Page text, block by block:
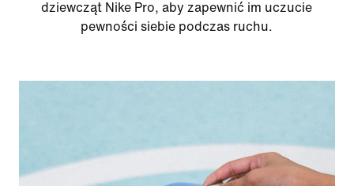
dziewcząt Nike Pro, aby zapewnić im uczucie
pewności siebie podczas ruchu.